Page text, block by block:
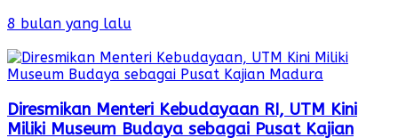
8 bulan yang lalu
Diresmikan Menteri Kebudayaan RI, UTM Kini
Miliki Museum Budaya sebagai Pusat Kajian